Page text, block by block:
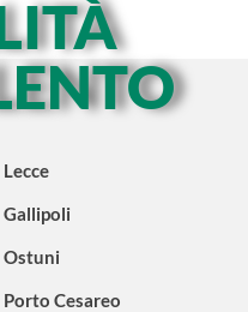
Lecce
Gallipoli
Ostuni
Porto Cesareo